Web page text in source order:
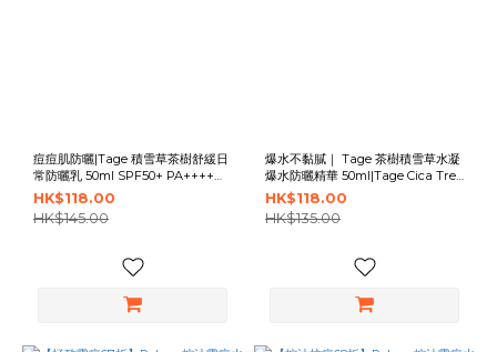
痘痘肌防曬|Tage 積雪草茶樹舒緩日
常防曬乳 50ml SPF50+ PA++++
|Tage Cica Tree Soothing Daily
Sun Fluid 50ml
HK$118.00
HK$145.00
爆水不黏膩｜ Tage 茶樹積雪草水凝
爆水防曬精華 50ml|Tage Cica Tree
Water Jelly Sun Serum 50ml
HK$118.00
HK$135.00